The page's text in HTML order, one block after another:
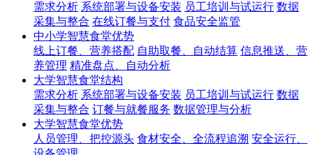
需求分析 系统部署与设备安装 员工培训与试运行 数据
采集与整合 在线订餐与支付 食品安全监管
中小学智慧食堂优势
线上订餐、营养搭配 自助取餐、自动结算 信息推送、营
养管理 精准盘点、自动分析
大学智慧食堂结构
需求分析 系统部署与设备安装 员工培训与试运行 数据
采集与整合 订餐与就餐服务‌ 数据管理与分析‌
大学智慧食堂优势
人员管理、把控源头 食材安全、全流程追溯 安全运行、